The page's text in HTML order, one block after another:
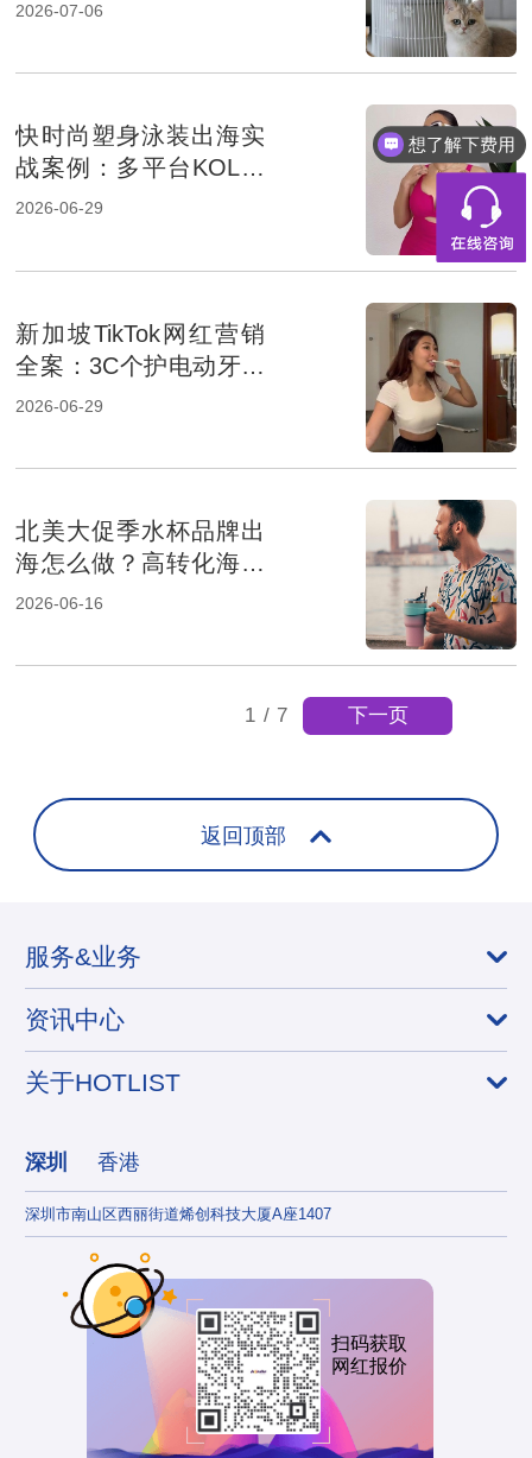
2026-07-06
快时尚塑身泳装出海实
战案例：多平台KOL矩
阵如何撬动北美近80万
2026-06-29
新加坡TikTok网红营销
全案：3C个护电动牙刷
如何凭本地化种草斩获
2026-06-29
北美大促季水杯品牌出
海怎么做？高转化海外
网红营销案例拆解
2026-06-16
1 / 7 下一页
返回顶部
服务&业务
资讯中心
关于HOTLIST
深圳 香港
深圳市南山区西丽街道烯创科技大厦A座1407
扫码获取
网红报价
想了解下费用